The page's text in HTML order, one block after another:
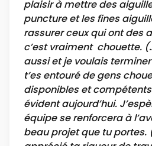
plaisir à mettre des
puncture et les fines
rassurer ceux qui ont des
c’est vraiment chouette.
aussi et je voulais
t’es entouré de gens
disponibles et
évident aujourd’hui.
équipe se renforcera à
beau projet que tu portes.